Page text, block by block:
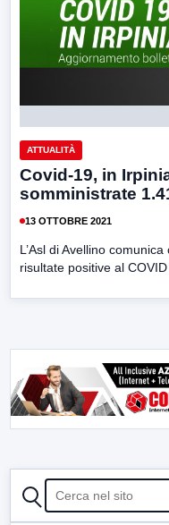
ATTUALITÀ
Covid-19, in
somministrate
13 OTTOBRE 2021
L’Asl di Avellino
risultate positive al COVID
CERCA